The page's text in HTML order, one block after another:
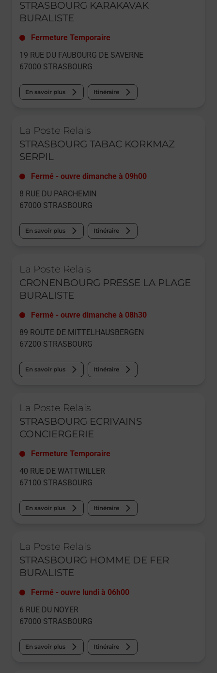
STRASBOURG KARAKAVAK
BURALISTE
Fermeture Temporaire
19 RUE DU FAUBOURG DE SAVERNE
67000 STRASBOURG
En savoir plus Itinéraire
La Poste Relais
STRASBOURG TABAC KORKMAZ
SERPIL
Fermé - ouvre dimanche à 09h00
8 RUE DU PARCHEMIN
67000 STRASBOURG
En savoir plus Itinéraire
La Poste Relais
CRONENBOURG PRESSE LA PLAGE
BURALISTE
Fermé - ouvre dimanche à 08h30
89 ROUTE DE MITTELHAUSBERGEN
67200 STRASBOURG
En savoir plus Itinéraire
La Poste Relais
STRASBOURG ECRIVAINS
CONCIERGERIE
Fermeture Temporaire
40 RUE DE WATTWILLER
67100 STRASBOURG
En savoir plus Itinéraire
La Poste Relais
STRASBOURG HOMME DE FER
BURALISTE
Fermé - ouvre lundi à 06h00
6 RUE DU NOYER
67000 STRASBOURG
En savoir plus Itinéraire